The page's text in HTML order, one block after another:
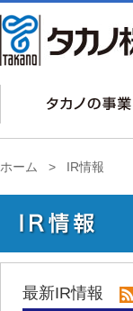
ホーム > IR情報
最新IR情報